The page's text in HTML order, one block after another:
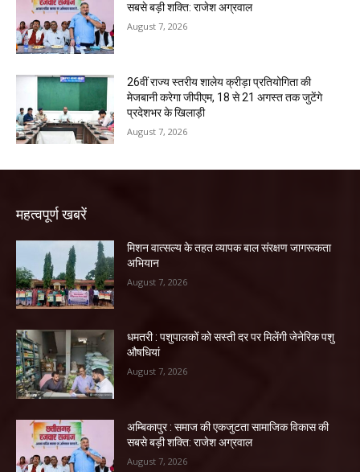
सबसे बड़ी शक्ति: राजेश अग्रवाल
August 7, 2026
26वीं राज्य स्तरीय शालेय क्रीड़ा प्रतियोगिता की
मेजबानी करेगा जीपीएम, 18 से 21 अगस्त तक जुटेंगे
प्रदेशभर के खिलाड़ी
August 7, 2026
महत्वपूर्ण खबरें
मिशन वात्सल्य के तहत व्यापक बाल संरक्षण जागरूकता
अभियान
August 7, 2026
धमतरी : पशुपालकों को सस्ती दर पर मिलेंगी जेनेरिक पशु
औषधियां
August 7, 2026
अम्बिकापुर : समाज की एकजुटता सामाजिक विकास की
सबसे बड़ी शक्ति: राजेश अग्रवाल
August 7, 2026